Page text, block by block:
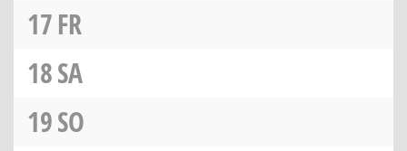
17FR
18SA
19SO